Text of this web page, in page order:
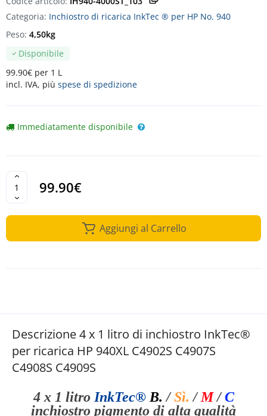
Categoria: Inchiostro di ricarica InkTec ® per HP No. 940
Disponibile
99.90€ per 1 L
incl. IVA, più spese di spedizione
Peso: 4,50kg
Immediatamente disponibile
99.90€
Aggiungi al Carrello
Descrizione 4 x 1 litro di inchiostro InkTec®
per ricarica HP 940XL C4902S C4907S
C4908S C4909S
4 x 1 litro InkTec® B. /Sì. /M/C
inchiostro pigmento di alta qualità